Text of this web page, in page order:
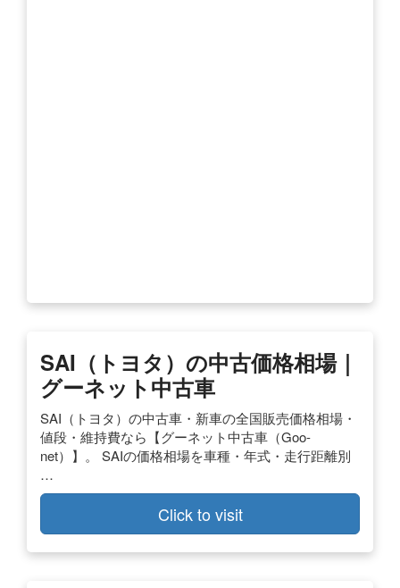
SAI（トヨタ）の中古価格相場｜
グーネット中古車
SAI（トヨタ）の中古車・新車の全国販売価格相場・
値段・維持費なら【グーネット中古車（Goo-
net）】。 SAIの価格相場を車種・年式・走行距離別
…
Click to visit